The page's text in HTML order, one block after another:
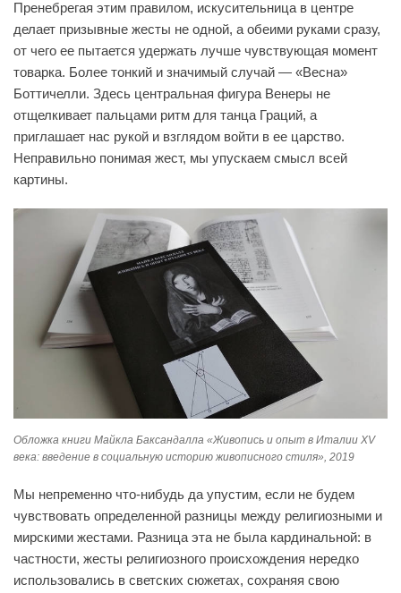
Пренебрегая этим правилом, искусительница в центре
делает призывные жесты не одной, а обеими руками сразу,
от чего ее пытается удержать лучше чувствующая момент
товарка. Более тонкий и значимый случай — «Весна»
Боттичелли. Здесь центральная фигура Венеры не
отщелкивает пальцами ритм для танца Граций, а
приглашает нас рукой и взглядом войти в ее царство.
Неправильно понимая жест, мы упускаем смысл всей
картины.
Обложка книги Майкла Баксандалла «Живопись и опыт в Италии XV
века: введение в социальную историю живописного стиля», 2019
Мы непременно что-нибудь да упустим, если не будем
чувствовать определенной разницы между религиозными и
мирскими жестами. Разница эта не была кардинальной: в
частности, жесты религиозного происхождения нередко
использовались в светских сюжетах, сохраняя свою